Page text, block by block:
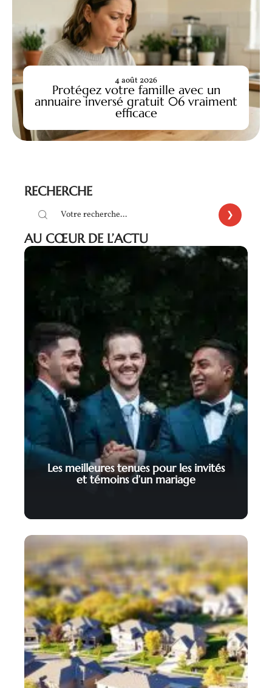
Protégez votre famille avec un
annuaire inversé gratuit 06 vraiment
efficace
4 août 2026
RECHERCHE
AU CŒUR DE L’ACTU
Les meilleures tenues pour les invités
et témoins d’un mariage